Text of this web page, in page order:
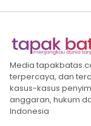
Media
terpercaya, dan
kasus-kasus
anggaran, hukum
Indonesia